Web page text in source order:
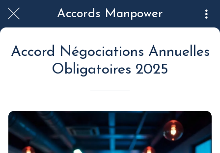
Accords Manpower
Accord Négociations Annuelles
Obligatoires 2025